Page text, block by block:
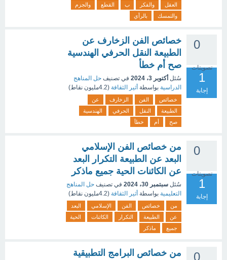
العقل
والفكر ب القطع
والجزم
والتمسك
بالرأي
0
تصويتات
1
إجابة
خصائص الفن الزخارف عن
الطبيعة النقل الحرفي الهندسية
صح أم خطأ
سُئل أكتوبر 3، 2024 في تصنيف حل المناهج
الدراسية بواسطة أثير الثقافة (4.2مليون نقاط)
خصائص الفن الزخارف
عن
الطبيعة
النقل الحرفي
الهندسية
صح
أم خطأ
0
تصويتات
1
إجابة
من خصائص الفن الإسلامي
البعد عن الطبيعة التكرار البعد
عن الكائنات الحية جميع ماذكر
سُئل سبتمبر 30، 2024 في تصنيف حل المناهج
التعليمية بواسطة أثير الثقافة (4.2مليون نقاط)
من خصائص الفن الإسلامي
البعد
عن
الطبيعة التكرار الكائنات
الحية
جميع
ماذكر
0 من خصائص البرامج التطبيقية